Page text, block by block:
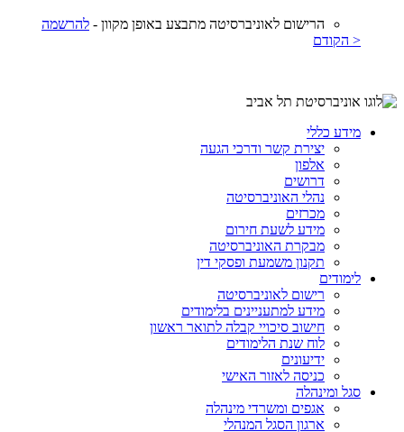
הרישום לאוניברסיטה מתבצע באופן מקוון - להרשמה
< הקודם
מידע כללי
יצירת קשר ודרכי הגעה
אלפון
דרושים
נהלי האוניברסיטה
מכרזים
מידע לשעת חירום
מבקרת האוניברסיטה
תקנון משמעת ופסקי דין
לימודים
רישום לאוניברסיטה
מידע למתעניינים בלימודים
חישוב סיכויי קבלה לתואר ראשון
לוח שנת הלימודים
ידיעונים
כניסה לאזור האישי
סגל ומינהלה
אגפים ומשרדי מינהלה
ארגון הסגל המנהלי